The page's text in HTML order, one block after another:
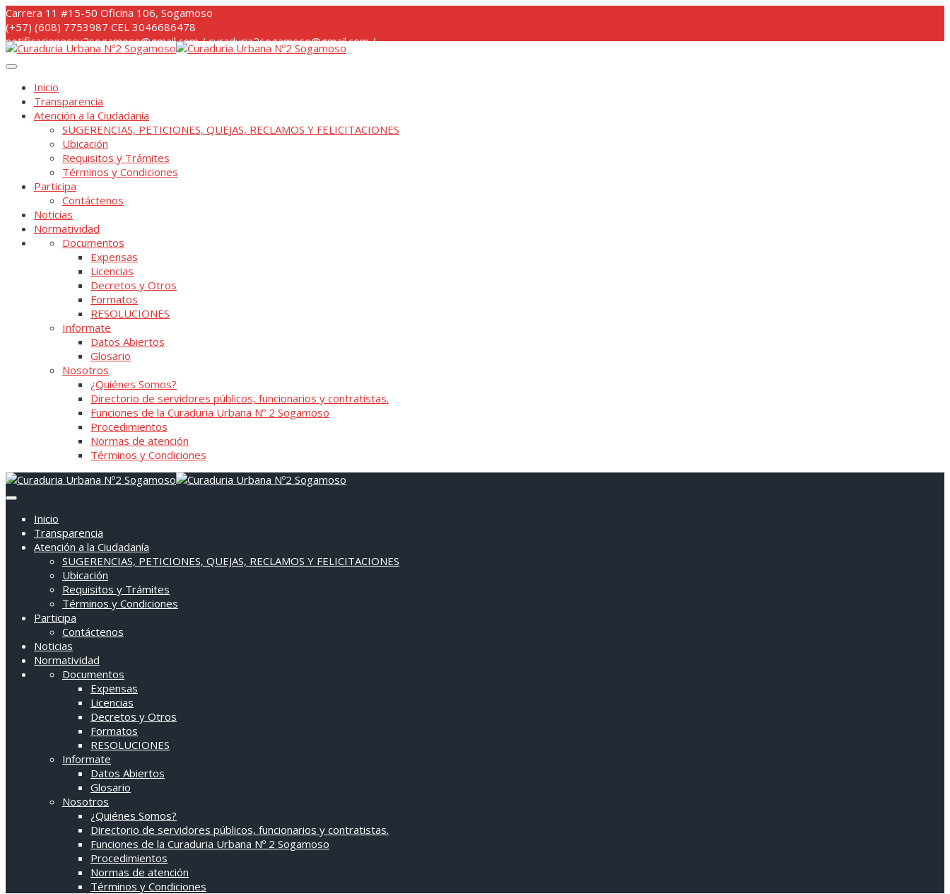
Skip
to
content
Carrera 11 #15-50 Oficina 106, Sogamoso
(+57) (608) 7753987 CEL 3046686478
notificacionescu2sogamoso@gmail.com / curaduria2sogamoso@gmail.com /
Inicio
Transparencia
Atención a la Ciudadanía
SUGERENCIAS, PETICIONES, QUEJAS, RECLAMOS Y FELICITACIONES
Ubicación
Requisitos y Trámites
Términos y Condiciones
Participa
Contáctenos
Noticias
Normatividad
Documentos
Expensas
Licencias
Decretos y Otros
Formatos
RESOLUCIONES
Informate
Datos Abiertos
Glosario
Nosotros
¿Quiénes Somos?
Directorio de servidores públicos, funcionarios y contratistas.
Funciones de la Curaduria Urbana Nº 2 Sogamoso
Procedimientos
Normas de atención
Términos y Condiciones
Inicio
Transparencia
Atención a la Ciudadanía
SUGERENCIAS, PETICIONES, QUEJAS, RECLAMOS Y FELICITACIONES
Ubicación
Requisitos y Trámites
Términos y Condiciones
Participa
Contáctenos
Noticias
Normatividad
Documentos
Expensas
Licencias
Decretos y Otros
Formatos
RESOLUCIONES
Informate
Datos Abiertos
Glosario
Nosotros
¿Quiénes Somos?
Directorio de servidores públicos, funcionarios y contratistas.
Funciones de la Curaduria Urbana Nº 2 Sogamoso
Procedimientos
Normas de atención
Términos y Condiciones